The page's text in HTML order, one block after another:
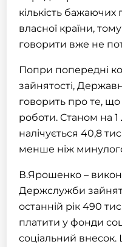
кількість
власної країни,
говорити вже не
Попри попередні
зайнятості,
говорить про те,
роботи. Станом на 1
налічується 40,8
менше ніж
В.Ярошенко –
Держслужби
останній рік 490
платити у фонди
соціальний